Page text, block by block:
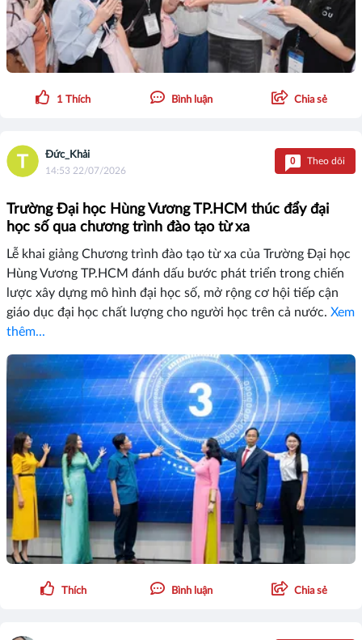
1 Thích Bình luận Chia sẻ
Đức_Khải
14:53 22/07/2026
0 Theo dõi
Trường Đại học Hùng Vương TP.HCM thúc đẩy đại
học số qua chương trình đào tạo từ xa
Lễ khai giảng Chương trình đào tạo từ xa của Trường Đại học
Hùng Vương TP.HCM đánh dấu bước phát triển trong chiến
lược xây dựng mô hình đại học số, mở rộng cơ hội tiếp cận
giáo dục đại học chất lượng cho người học trên cả nước. Xem
thêm...
Thích Bình luận Chia sẻ